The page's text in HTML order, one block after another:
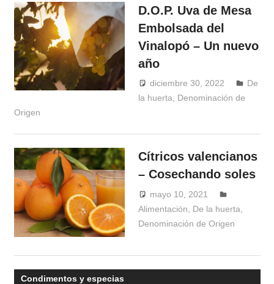
D.O.P. Uva de Mesa
Embolsada del
Vinalopó – Un nuevo
año
diciembre 30, 2022
Windrose
De
la huerta, Denominación de
Origen
Cítricos valencianos
– Cosechando soles
mayo 10, 2021
Alimentación
De la huerta
Denominación de Origen
Condimentos y especias